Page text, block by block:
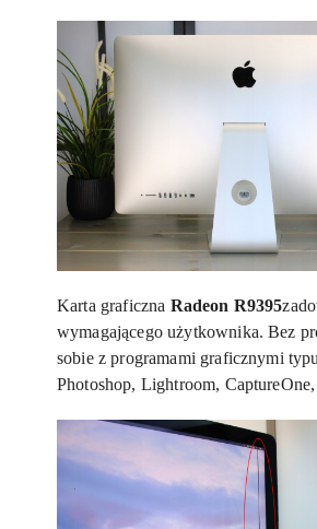
Karta graficzna Radeon R9395
wymagającego użytkownika. Bez
sobie z programami graficznymi
Photoshop, Lightroom,